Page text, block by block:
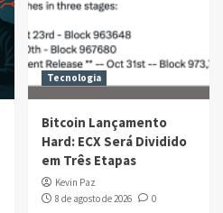
Tecnologia
Bitcoin Lançamento
Hard: ECX Será Dividido
em Três Etapas
Kevin Paz
8 de agosto de 2026
0